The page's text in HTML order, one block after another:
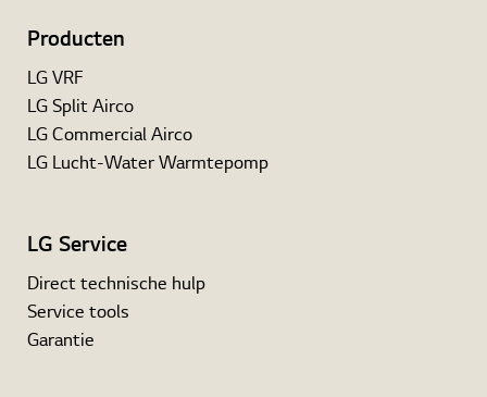
Producten
LG VRF
LG Split Airco
LG Commercial Airco
LG Lucht-Water Warmtepomp
LG Service
Direct technische hulp
Service tools
Garantie